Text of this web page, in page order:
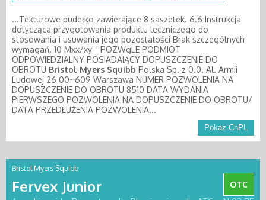
...Tekturowe pudełko zawierające 8 saszetek. 6.6 Instrukcja
dotycząca przygotowania produktu leczniczego do
stosowania i usuwania jego pozostałości Brak szczególnych
wymagań. 10 Mxx/xy' ' POZWgLE PODMIOT
ODPOWIEDZIALNY POSIADAIĄCY DOPUSZCZENIE DO
OBROTU Bristol-Myers Squibb Polska Sp. z 0.0. Al. Armii
Ludowej 26 00~609 Warszawa NUMER POZWOLENIA NA
DOPUSZCZENIE DO OBROTU 8510 DATA WYDANIA
PIERWSZEGO POZWOLENIA NA DOPUSZCZENIE DO OBROTU/
DATA PRZEDŁUŻENIA POZWOLENIA...
Pokaż ChPL
Bristol Myers Squibb
Fervex Junior
OTC